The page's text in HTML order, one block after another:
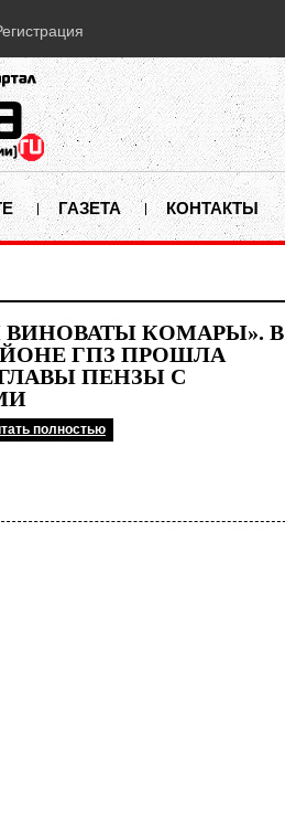
ГАЗЕТА КОНТАКТЫ
ВИНОВАТЫ КОМАРЫ». В
ГПЗ ПРОШЛА
ПЕНЗЫ С
полностью